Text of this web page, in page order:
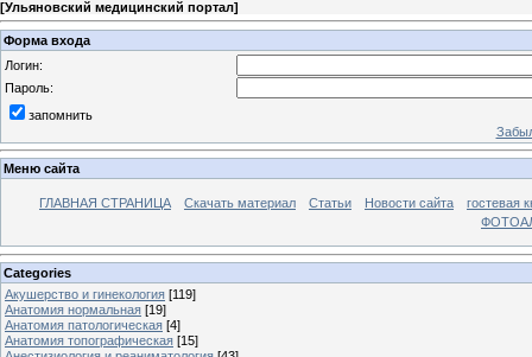
[Ульяновский медицинский портал]
Форма входа
Логин:
Пароль:
запомнить
Меню сайта
ГЛАВНАЯ СТРАНИЦА Скачать материал Статьи Новости сайта
гостевая
Categories
Акушерство и гинекология [119]
Анатомия нормальная [19]
Анатомия патологическая [4]
Анатомия топографическая [15]